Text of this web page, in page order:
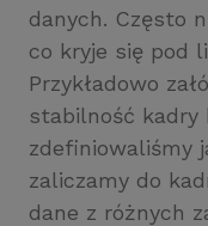
danych. Często
co kryje się pod
Przykładowo
stabilność kadry
zdefiniowaliśmy
zaliczamy do
dane z różnych